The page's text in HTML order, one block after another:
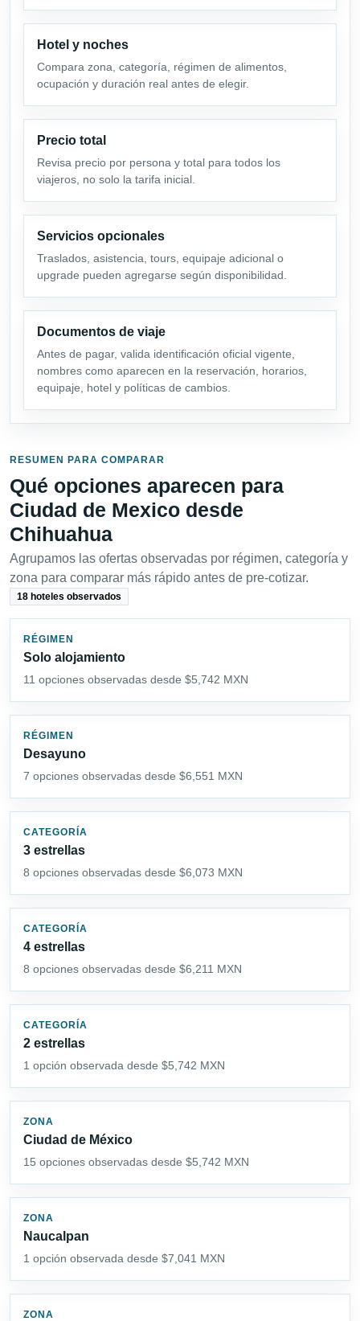
Hotel y noches
Compara zona, categoría, régimen de alimentos,
ocupación y duración real antes de elegir.
Precio total
Revisa precio por persona y total para todos los
viajeros, no solo la tarifa inicial.
Servicios opcionales
Traslados, asistencia, tours, equipaje adicional o
upgrade pueden agregarse según disponibilidad.
Documentos de viaje
Antes de pagar, valida identificación oficial vigente,
nombres como aparecen en la reservación, horarios,
equipaje, hotel y políticas de cambios.
RESUMEN PARA COMPARAR
Qué opciones aparecen para
Ciudad de Mexico desde
Chihuahua
Agrupamos las ofertas observadas por régimen, categoría y
zona para comparar más rápido antes de pre-cotizar.
18 hoteles observados
RÉGIMEN
Solo alojamiento
11 opciones observadas desde $5,742 MXN
RÉGIMEN
Desayuno
7 opciones observadas desde $6,551 MXN
CATEGORÍA
3 estrellas
8 opciones observadas desde $6,073 MXN
CATEGORÍA
4 estrellas
8 opciones observadas desde $6,211 MXN
CATEGORÍA
2 estrellas
1 opción observada desde $5,742 MXN
ZONA
Ciudad de México
15 opciones observadas desde $5,742 MXN
ZONA
Naucalpan
1 opción observada desde $7,041 MXN
ZONA